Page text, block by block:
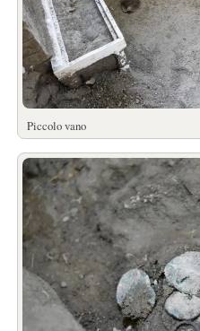
Piccolo vano